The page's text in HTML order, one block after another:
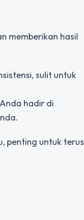
memberikan hasil
sulit untuk
hadir di
penting untuk terus